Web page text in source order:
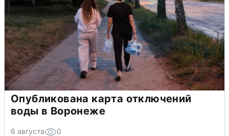
Опубликована карта отключений
воды в Воронеже
6 августа 0